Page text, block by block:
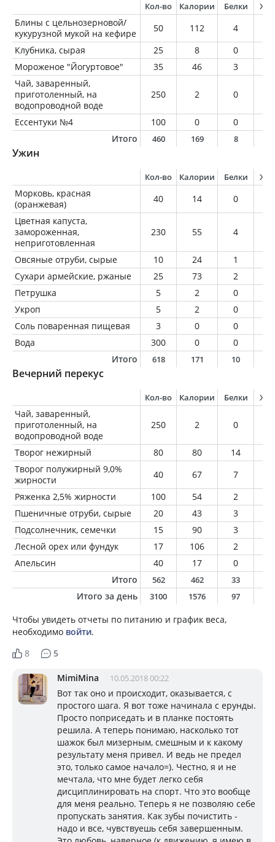
Кол-во Калории Белки
Блины с цельнозерновой/
кукурузной мукой на кефире
50 112 4
Клубника, сырая
25 8 0
Мороженое "Йогуртовое"
35 46 3
Чай, заваренный,
приготоленный, на
водопроводной воде
250 2 0
Ессентуки №4 100 0 0
Итого
460 169 8
Ужин
Кол-во Калории Белки
Морковь, красная
(оранжевая)
40 14 0
Цветная капуста,
замороженная,
неприготовленная
230 55 4
Овсяные отруби, сырые 10 24 1
Сухари армейские, ржаные
25 73 2
Петрушка
5 2 0
Укроп
5 2 0
Соль поваренная пищевая
3 0 0
Вода
300 0 0
Итого
618 171 10
Вечерний перекус
Кол-во Калории Белки
Чай, заваренный,
приготоленный, на
водопроводной воде
250 2 0
Творог нежирный 80 80 14
Творог полужирный 9,0%
жирности
40 67 7
Ряженка 2,5% жирности
100 54 2
Пшеничные отруби, сырые
20 43 3
Подсолнечник, семечки
15 90 3
Лесной орех или фундук
17 106 2
Апельсин
40 17 0
Итого
562 462 33
Итого за день 3100 1576 97
Чтобы увидеть отчеты по питанию и график веса,
необходимо войти.
8
5
MimiMina 10.05.2018 00:22
Вот так оно и происходит, оказывается, с
простого шага. Я вот тоже начинала с ерунды.
Просто поприседать и в планке постоять
решила. А теперь понимаю, насколько тот
шажок был мизерным, смешным и к какому
результату меня привел. И ведь не предел
это, только самое начало=). Честно, я и не
мечтала, что мне будет легко себя
дисциплинировать на спорт. Что это вообще
для меня реально. Теперь я не позволяю себе
пропускать занятия. Как зубы почистить -
надо и все, чувствуешь себя завершенным.